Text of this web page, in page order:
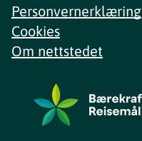
Personvernerklæring
Cookies
Om nettstedet